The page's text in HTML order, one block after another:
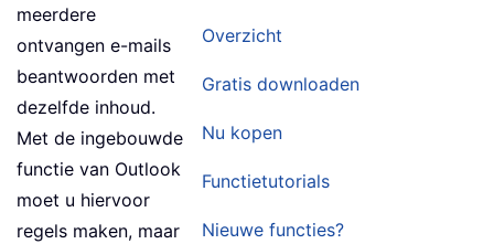
Overzicht
Gratis downloaden
Nu kopen
Functietutorials
Nieuwe functies?
meerdere
ontvangen e-mails
beantwoorden met
dezelfde inhoud.
Met de ingebouwde
functie van Outlook
moet u hiervoor
regels maken, maar